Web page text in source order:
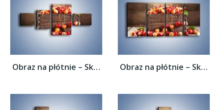
Obraz na płótnie – Skrzynka nazrywanych... Obraz na płótnie – Skrzynka nazrywanych...